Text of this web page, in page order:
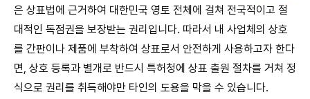
은 상표법에 근거하여 대한민국 영토 전체에 걸쳐 전국적이고 절
대적인 독점권을 보장받는 권리입니다. 따라서 내 사업체의 상호
를 간판이나 제품에 부착하여 상표로서 안전하게 사용하고자 한다
면, 상호 등록과 별개로 반드시 특허청에 상표 출원 절차를 거쳐 정
식으로 권리를 취득해야만 타인의 도용을 막을 수 있습니다.